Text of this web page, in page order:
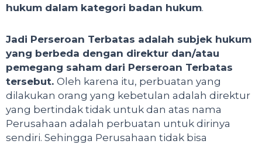
hukum dalam kategori badan hukum.
Jadi Perseroan Terbatas adalah subjek hukum
yang berbeda dengan direktur dan/atau
pemegang saham dari Perseroan Terbatas
tersebut. Oleh karena itu, perbuatan yang
dilakukan orang yang kebetulan adalah direktur
yang bertindak tidak untuk dan atas nama
Perusahaan adalah perbuatan untuk dirinya
sendiri. Sehingga Perusahaan tidak bisa